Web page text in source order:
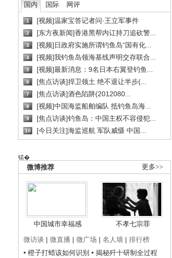
国内 国际 网评
1 [视频]温家宝答记者问·王立军事件
2 [东方夜新闻]香港黑帮内讧持刀追砍警...
3 [视频]日政府实施所谓钓鱼岛“国有化...
4 [视频]我钓鱼岛领海基线声明交存联合...
5 [视频]最新消息：9名日本右翼登钓鱼...
6 [焦点访谈]捍卫领土 绝不退让半步(...
7 [焦点访谈]酒色陷阱(2012080...
8 [视频]中国海监船舶编队 抵钓鱼岛海...
9 [焦点访谈]钓鱼岛：中国主权不容侵犯...
10 [今日关注]海监巡航 军队威慑 中国...
锘�
更多>>
微博推荐
中国城市幸福感
不孝七宗罪
微访谈 | 微直播 | 微广场 | 名人墙 | 排行榜
• 橙子打蜡该如何识别 • 揭秘歼十研制全过程